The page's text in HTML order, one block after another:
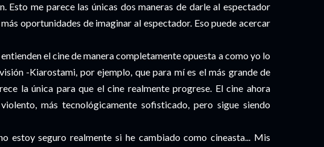
Esto me parece las únicas dos maneras de darle al espectador
oportunidades de imaginar al espectador. Eso puede acercar
el cine de manera completamente opuesta a como yo lo
-Kiarostami, por ejemplo, que para mí es el más grande de
la única para que el cine realmente progrese. El cine ahora
más tecnológicamente sofisticado, pero sigue siendo
estoy seguro realmente si he cambiado como cineasta... Mis